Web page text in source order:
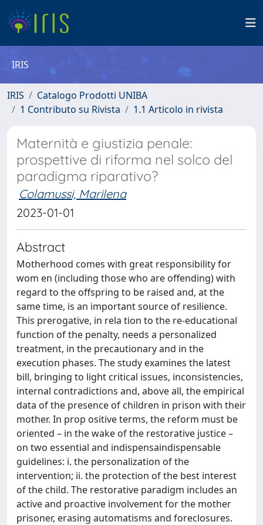
IRIS
IRIS
Catalogo Prodotti UNIBA
1 Contributo su Rivista
1.1 Articolo in rivista
Maternità e giustizia penale:
prospettive di riforma nel solco del
paradigma riparativo?
Colamussi, Marilena
2023-01-01
Abstract
Motherhood comes with great responsibility for
wom en (including those who are offending) with
regard to the offspring to be raised and, at the
same time, is an important source of resilience.
This prerogative, in rela tion to the re-educational
function of the penalty, needs a personalized
treatment, in the precautionary and in the
execution phases. The study examines the latest
bill, bringing to light critical issues, inconsistencies,
internal contradictions and, above all, the empirical
data of the presence of children in prison with their
mother. In prop ositive terms, the reform must be
oriented – in the wake of the restorative justice –
on two essential and indispensaindispensable
guidelines: i. the personalization of the
intervention; ii. the protection of the best interest
of the child. The restorative paradigm includes an
active and proactive involvement for the mother
prisoner, erasing automatisms and foreclosures.